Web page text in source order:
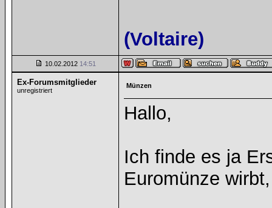
(Voltaire)
10.02.2012 14:51
Ex-Forumsmitglieder
unregistriert
Münzen
Hallo,
Ich finde es ja
Euromünze wirbt,